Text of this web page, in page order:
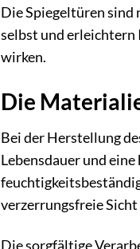
Die Spiegeltüren sind
selbst und erleichtern
wirken.
Die
Bei der Herstellung
Lebensdauer und
verzerrungsfreie
Die sorgfältige